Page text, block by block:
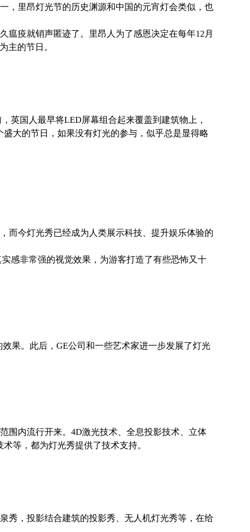
，里昂灯光节的历史渊源和中国的元宵灯会类似，也
瘟疫就销声匿迹了。里昂人为了感恩决定在每年12月
主的节日。
英国人最早将LED屏幕组合起来覆盖到建筑物上，
大的节日，如果没有灯光的参与，似乎总是显得略
而今灯光秀已经成为人类展示科技、提升娱乐体验的
感非常强的视觉效果，为游客打造了有些恐怖又十
果。此后，GE公司和一些艺术家进一步发展了灯光
围内流行开来。4D激光技术、全息投影技术、立体
等，都为灯光秀提供了技术支持。
秀，投影结合建筑的投影秀、无人机灯光秀等，在给